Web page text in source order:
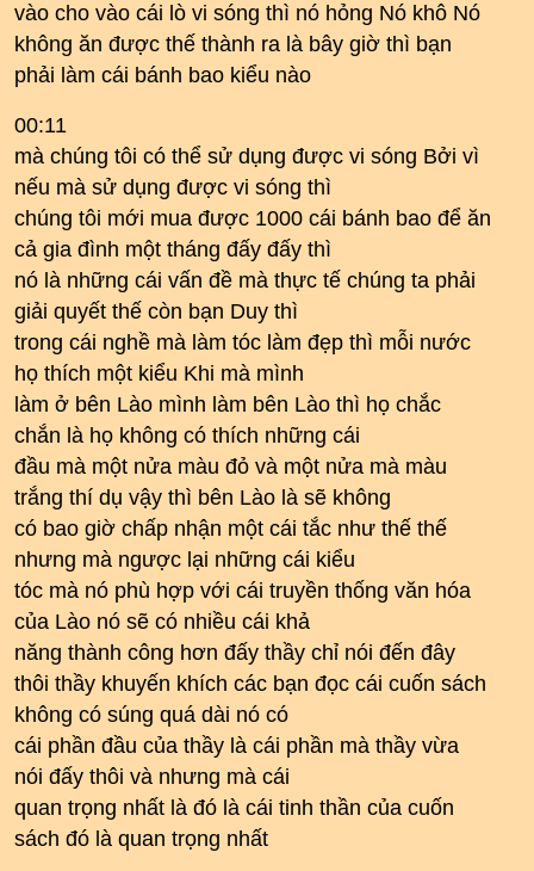
vào cho vào cái lò vi sóng thì nó hỏng Nó khô Nó
không ăn được thế thành ra là bây giờ thì bạn
phải làm cái bánh bao kiểu nào
00:11
mà chúng tôi có thể sử dụng được vi sóng Bởi vì
nếu mà sử dụng được vi sóng thì
chúng tôi mới mua được 1000 cái bánh bao để ăn
cả gia đình một tháng đấy đấy thì
nó là những cái vấn đề mà thực tế chúng ta phải
giải quyết thế còn bạn Duy thì
trong cái nghề mà làm tóc làm đẹp thì mỗi nước
họ thích một kiểu Khi mà mình
làm ở bên Lào mình làm bên Lào thì họ chắc
chắn là họ không có thích những cái
đầu mà một nửa màu đỏ và một nửa mà màu
trắng thí dụ vậy thì bên Lào là sẽ không
có bao giờ chấp nhận một cái tắc như thế thế
nhưng mà ngược lại những cái kiểu
tóc mà nó phù hợp với cái truyền thống văn hóa
của Lào nó sẽ có nhiều cái khả
năng thành công hơn đấy thầy chỉ nói đến đây
thôi thầy khuyến khích các bạn đọc cái cuốn sách
không có súng quá dài nó có
cái phần đầu của thầy là cái phần mà thầy vừa
nói đấy thôi và nhưng mà cái
quan trọng nhất là đó là cái tinh thần của cuốn
sách đó là quan trọng nhất